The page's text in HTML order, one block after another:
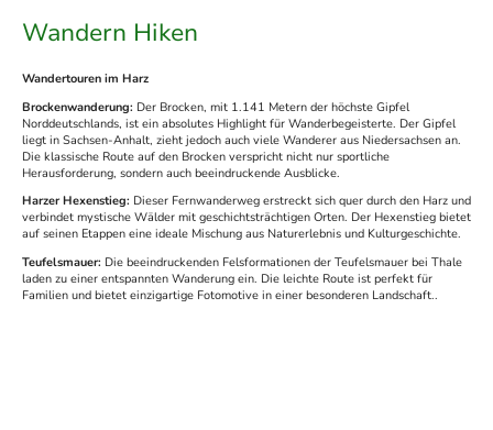
Wandern Hiken
Wandertouren im Harz
Brockenwanderung: Der Brocken, mit 1.141 Metern der höchste Gipfel
Norddeutschlands, ist ein absolutes Highlight für Wanderbegeisterte. Der Gipfel
liegt in Sachsen-Anhalt, zieht jedoch auch viele Wanderer aus Niedersachsen an.
Die klassische Route auf den Brocken verspricht nicht nur sportliche
Herausforderung, sondern auch beeindruckende Ausblicke.
Harzer Hexenstieg: Dieser Fernwanderweg erstreckt sich quer durch den Harz und
verbindet mystische Wälder mit geschichtsträchtigen Orten. Der Hexenstieg bietet
auf seinen Etappen eine ideale Mischung aus Naturerlebnis und Kulturgeschichte.
Teufelsmauer: Die beeindruckenden Felsformationen der Teufelsmauer bei Thale
laden zu einer entspannten Wanderung ein. Die leichte Route ist perfekt für
Familien und bietet einzigartige Fotomotive in einer besonderen Landschaft..